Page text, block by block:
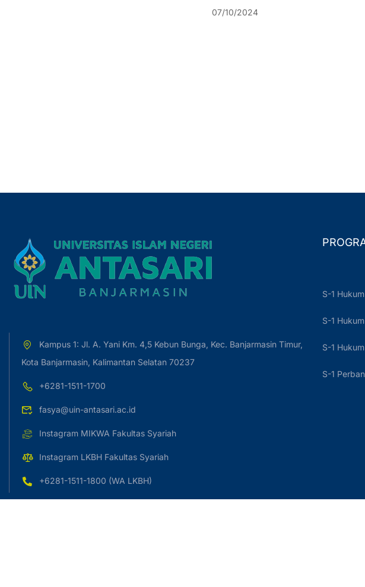
07/10/2024
Kampus 1: Jl. A. Yani Km. 4,5 Kebun Bunga, Kec. Banjarmasin Timur,
Kota Banjarmasin, Kalimantan Selatan 70237
+6281-1511-1700
fasya@uin-antasari.ac.id
Instagram MIKWA Fakultas Syariah
Instagram LKBH Fakultas Syariah
+6281-1511-1800 (WA LKBH)
S-1
S-1
S-1
S-1